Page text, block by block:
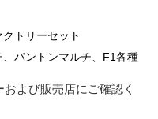
トリーセット
パントンマルチ、F1各種
よび販売店にご確認く